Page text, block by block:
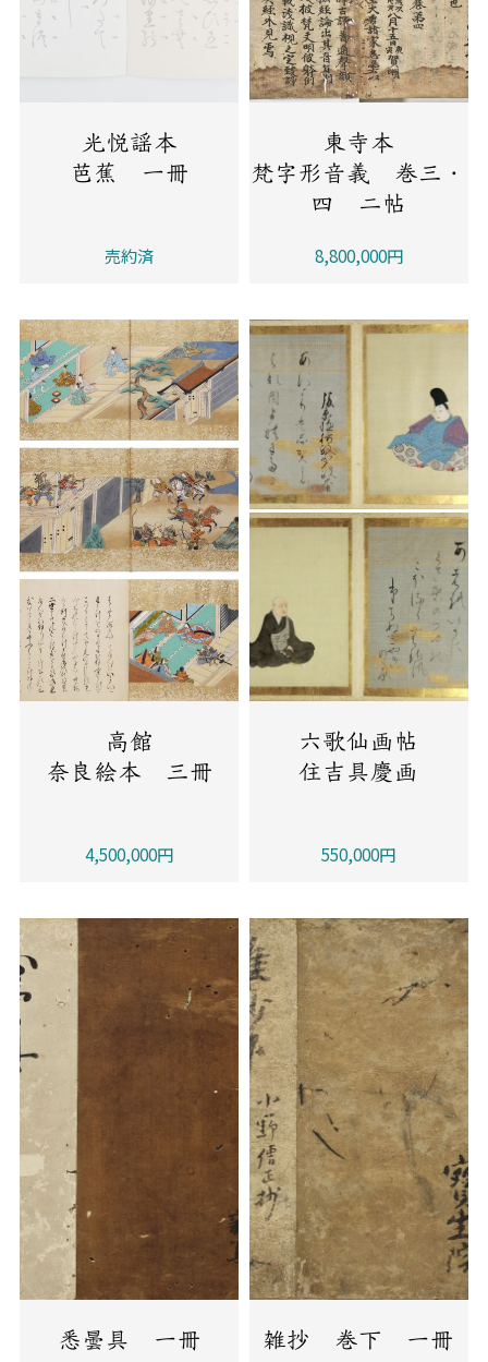
光悦謡本
芭蕉 一冊
売約済
東寺本
梵字形音義 巻三・
四 二帖
8,800,000円
高館
奈良絵本 三冊
4,500,000円
六歌仙画帖
住吉具慶画
550,000円
悉曇具 一冊 雑抄 巻下 一冊